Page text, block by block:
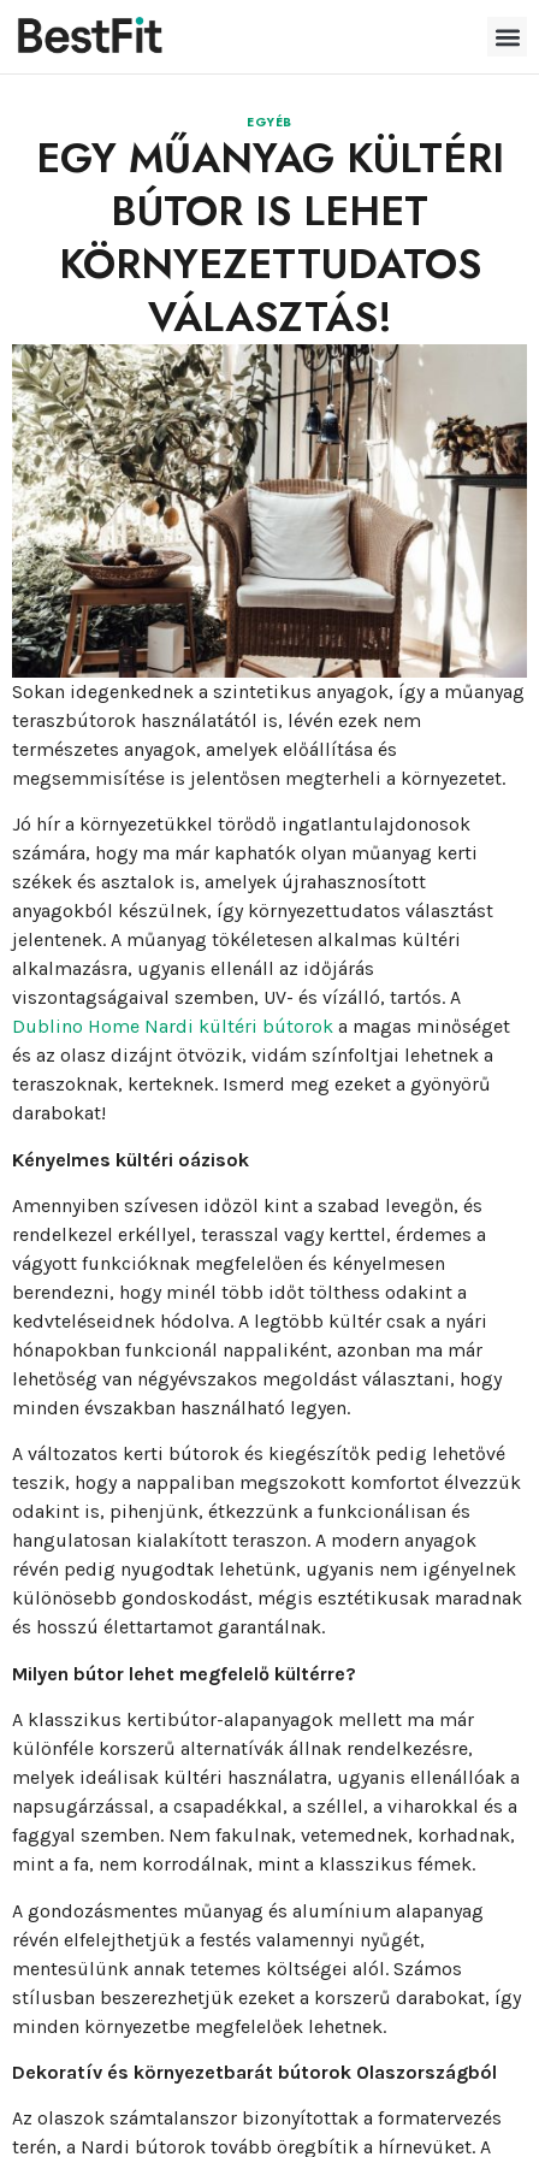
EGYÉB
EGY MŰANYAG KÜLTÉRI
BÚTOR IS LEHET
KÖRNYEZETTUDATOS
VÁLASZTÁS!
Sokan idegenkednek a szintetikus anyagok, így a műanyag
teraszbútorok használatától is, lévén ezek nem
természetes anyagok, amelyek előállítása és
megsemmisítése is jelentősen megterheli a környezetet.
Jó hír a környezetükkel törődő ingatlantulajdonosok
számára, hogy ma már kaphatók olyan műanyag kerti
székek és asztalok is, amelyek újrahasznosított
anyagokból készülnek, így környezettudatos választást
jelentenek. A műanyag tökéletesen alkalmas kültéri
alkalmazásra, ugyanis ellenáll az időjárás
viszontagságaival szemben, UV- és vízálló, tartós. A
Dublino Home Nardi kültéri bútorok a magas minőséget
és az olasz dizájnt ötvözik, vidám színfoltjai lehetnek a
teraszoknak, kerteknek. Ismerd meg ezeket a gyönyörű
darabokat!
Kényelmes kültéri oázisok
Amennyiben szívesen időzöl kint a szabad levegőn, és
rendelkezel erkéllyel, terasszal vagy kerttel, érdemes a
vágyott funkcióknak megfelelően és kényelmesen
berendezni, hogy minél több időt tölthess odakint a
kedvteléseidnek hódolva. A legtöbb kültér csak a nyári
hónapokban funkcionál nappaliként, azonban ma már
lehetőség van négyévszakos megoldást választani, hogy
minden évszakban használható legyen.
A változatos kerti bútorok és kiegészítők pedig lehetővé
teszik, hogy a nappaliban megszokott komfortot élvezzük
odakint is, pihenjünk, étkezzünk a funkcionálisan és
hangulatosan kialakított teraszon. A modern anyagok
révén pedig nyugodtak lehetünk, ugyanis nem igényelnek
különösebb gondoskodást, mégis esztétikusak maradnak
és hosszú élettartamot garantálnak.
Milyen bútor lehet megfelelő kültérre?
A klasszikus kertibútor-alapanyagok mellett ma már
különféle korszerű alternatívák állnak rendelkezésre,
melyek ideálisak kültéri használatra, ugyanis ellenállóak a
napsugárzással, a csapadékkal, a széllel, a viharokkal és a
faggyal szemben. Nem fakulnak, vetemednek, korhadnak,
mint a fa, nem korrodálnak, mint a klasszikus fémek.
A gondozásmentes műanyag és alumínium alapanyag
révén elfelejthetjük a festés valamennyi nyűgét,
mentesülünk annak tetemes költségei alól. Számos
stílusban beszerezhetjük ezeket a korszerű darabokat, így
minden környezetbe megfelelőek lehetnek.
Dekoratív és környezetbarát bútorok Olaszországból
Az olaszok számtalanszor bizonyítottak a formatervezés
terén, a Nardi bútorok tovább öregbítik a hírnevüket. A